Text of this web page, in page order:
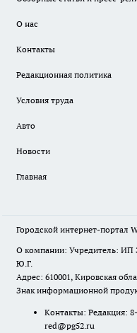
О нас
Контакты
Редакционная политика
Условия труда
Авто
Новости
Главная
Городской интернет-портал
О компании: Учредитель: ИП
Ю.Г.
Адрес: 610001, Кировская
Знак информационной
Контакты: Редакция:
red@pg52.ru